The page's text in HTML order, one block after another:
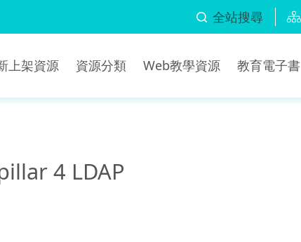
全站搜尋
上架資源 資源分類 Web教學資源 教育電子書
4 LDAP